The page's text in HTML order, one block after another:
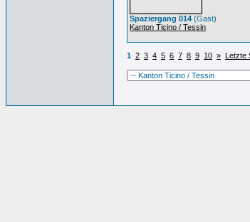
Spaziergang 014 (Gast)
Kanton Ticino / Tessin
1 2 3 4 5 6 7 8 9 10 » Letzte